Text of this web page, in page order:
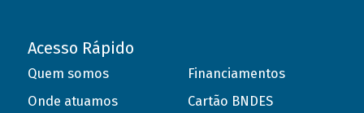
Acesso Rápido
Quem somos
Onde atuamos
Financiamentos
Cartão BNDES